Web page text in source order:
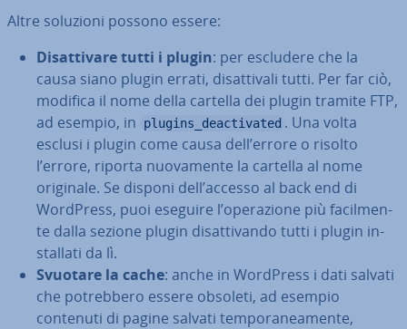
Altre soluzioni possono essere:
Di­sat­ti­va­re tutti i plugin: per escludere che la
causa siano plugin errati, di­sat­ti­va­li tutti. Per far ciò,
modifica il nome della cartella dei plugin tramite FTP,
ad esempio, in
plugins_deactivated . Una volta
esclusi i plugin come causa dell’errore o risolto
l’errore, riporta nuo­va­men­te la cartella al nome
originale. Se disponi dell’accesso al back end di
WordPress, puoi eseguire l’ope­ra­zio­ne più fa­cil­men­
te dalla sezione plugin di­sat­ti­van­do tutti i plugin in­
stal­la­ti da lì.
Svuotare la cache: anche in WordPress i dati salvati
che po­treb­be­ro essere obsoleti, ad esempio
contenuti di pagine salvati tem­po­ra­nea­men­te,